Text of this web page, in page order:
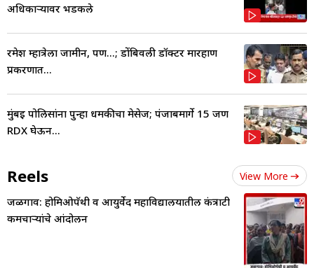
अधिकाऱ्यावर भडकले
रमेश म्हात्रेला जामीन, पण...; डोंबिवली डॉक्टर मारहाण
प्रकरणात...
मुंबई पोलिसांना पुन्हा धमकीचा मेसेज; पंजाबमार्गे 15 जण
RDX घेऊन...
Reels View More
जळगाव: होमिओपॅथी व आयुर्वेद महाविद्यालयातील कंत्राटी
कर्मचाऱ्यांचे आंदोलन